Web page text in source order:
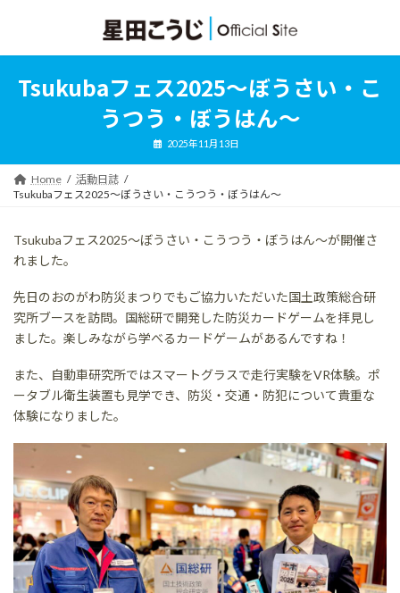
ン
ー
Tsukubaフェス2025〜ぼうさい・こ
うつう・ぼうはん〜
2025年11月13日
Home
活動日誌
Tsukubaフェス2025〜ぼうさい・こうつう・ぼうはん〜
Tsukubaフェス2025〜ぼうさい・こうつう・ぼうはん〜が開催さ
れました。
先日のおのがわ防災まつりでもご協力いただいた国土政策総合研
究所ブースを訪問。国総研で開発した防災カードゲームを拝見し
ました。楽しみながら学べるカードゲームがあるんですね！
また、自動車研究所ではスマートグラスで走行実験をVR体験。ポ
ータブル衛生装置も見学でき、防災・交通・防犯について貴重な
体験になりました。